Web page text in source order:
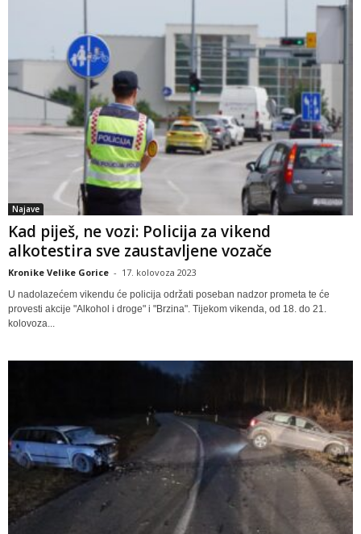
Najave
Kad piješ, ne vozi: Policija za vikend
alkotestira sve zaustavljene vozače
Kronike Velike Gorice - 17. kolovoza 2023
U nadolazećem vikendu će policija održati poseban nadzor prometa te će
provesti akcije "Alkohol i droge" i "Brzina". Tijekom vikenda, od 18. do 21.
kolovoza...